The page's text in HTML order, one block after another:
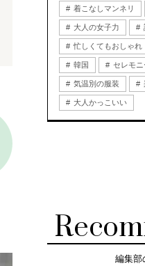
着こなしマンネリ
大人の女子力
忙しくてもおしゃれ
韓国 セレモ
気温別の服装
大人かっこいい
編集部